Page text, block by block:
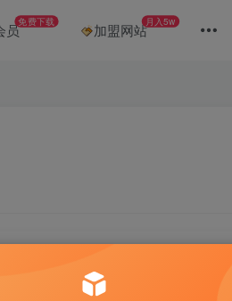
员免费下载 加盟网站月入5w
操作日入5张＋小白轻松操作
费后查看